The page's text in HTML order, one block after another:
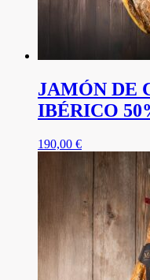
JAMÓN DE
IBÉRICO
190,00 €